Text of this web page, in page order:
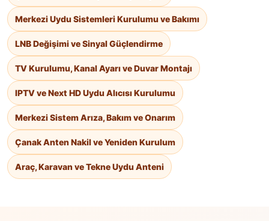
Merkezi Uydu Sistemleri Kurulumu ve Bakımı
LNB Değişimi ve Sinyal Güçlendirme
TV Kurulumu, Kanal Ayarı ve Duvar Montajı
IPTV ve Next HD Uydu Alıcısı Kurulumu
Merkezi Sistem Arıza, Bakım ve Onarım
Çanak Anten Nakil ve Yeniden Kurulum
Araç, Karavan ve Tekne Uydu Anteni